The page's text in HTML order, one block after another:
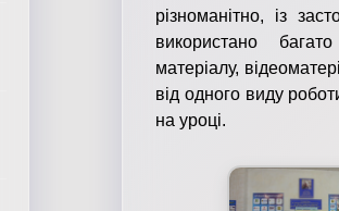
різноманітно, із
використано
матеріалу,
від одного виду
на уроці.